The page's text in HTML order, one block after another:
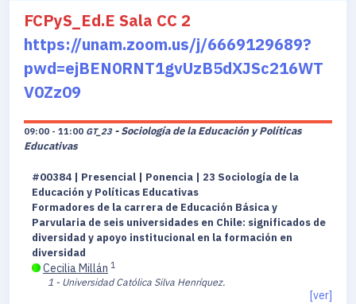
FCPyS_Ed.E Sala CC 2
https://unam.zoom.us/j/6669129689?
pwd=ejBEN0RNT1gvUzB5dXJSc216WT
V0Zz09
09:00 - 11:00 GT_23 - Sociología de la Educación y Políticas
Educativas
#00384 | Presencial | Ponencia | 23 Sociología de la
Educación y Políticas Educativas
Formadores de la carrera de Educación Básica y
Parvularia de seis universidades en Chile: significados de
diversidad y apoyo institucional en la formación en
diversidad
Cecilia Millán 1
1 - Universidad Católica Silva Henríquez.
[ver]